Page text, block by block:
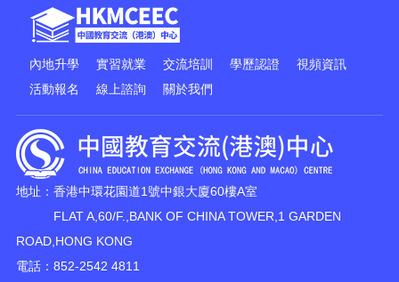
內地升學 實習就業 交流培訓 學歷認證
視頻資訊
活動報名
線上諮詢 關於我們
地址：香港中環花園道1號中銀大廈60樓A室
FLAT A,60/F.,BANK OF CHINA TOWER,1 GARDEN
ROAD,HONG KONG
電話：852-2542 4811